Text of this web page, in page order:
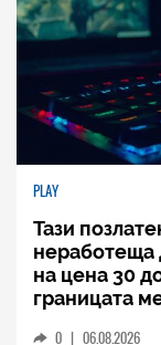
PLAY
Тази
неработеща
на цена 30
границата
0 | 06.08.2026